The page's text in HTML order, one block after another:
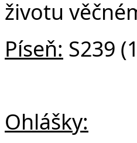
životu
Píseň: S239
Ohlášky: